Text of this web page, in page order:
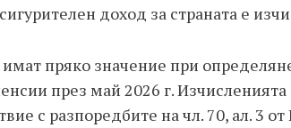
доход за страната е
пряко значение при
през май 2026 г.
с разпоредбите на чл. 70, ал. 3